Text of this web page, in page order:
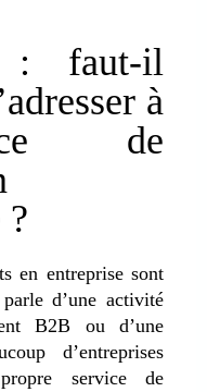
: faut-il
à
de
en entreprise sont
d’une activité
B2B ou d’une
d’entreprises
service de